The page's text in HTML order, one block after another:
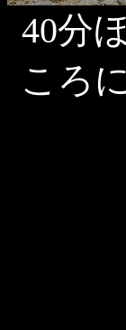
40分
ころ